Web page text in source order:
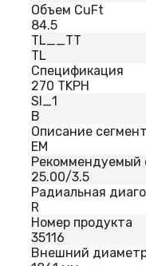
Объем CuFt
84.5
TL__TT
TL
Спецификация
270 TKPH
SI_1
B
Описание
EM
Рекоммендуемый
25.00/3.5
Радиальная
R
Номер продукта
35116
Внешний